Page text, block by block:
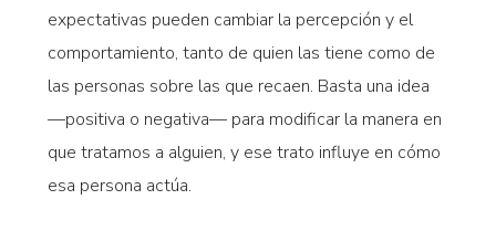
expectativas pueden cambiar la percepción y el
comportamiento, tanto de quien las tiene como de
las personas sobre las que recaen. Basta una idea
—positiva o negativa— para modificar la manera en
que tratamos a alguien, y ese trato influye en cómo
esa persona actúa.